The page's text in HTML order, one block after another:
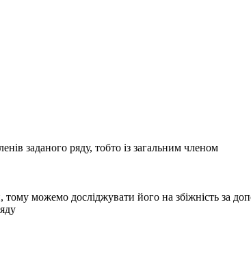
заданого ряду, тобто із загальним членом
можемо досліджувати його на збіжність за